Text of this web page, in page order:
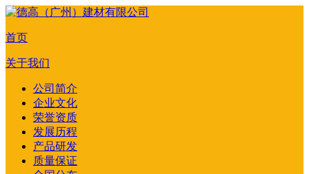
首页
关于我们
公司简介
企业文化
荣誉资质
发展历程
产品研发
质量保证